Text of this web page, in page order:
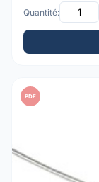
Quantité:
PDF